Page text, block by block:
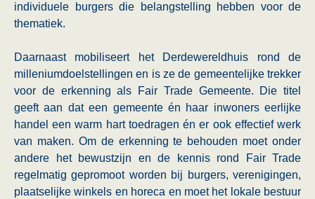
individuele burgers die belangstelling hebben voor de
thematiek.
Daarnaast mobiliseert het Derdewereldhuis rond de
milleniumdoelstellingen en is ze de gemeentelijke trekker
voor de erkenning als Fair Trade Gemeente. Die titel
geeft aan dat een gemeente én haar inwoners eerlijke
handel een warm hart toedragen én er ook effectief werk
van maken. Om de erkenning te behouden moet onder
andere het bewustzijn en de kennis rond Fair Trade
regelmatig gepromoot worden bij burgers, verenigingen,
plaatselijke winkels en horeca en moet het lokale bestuur